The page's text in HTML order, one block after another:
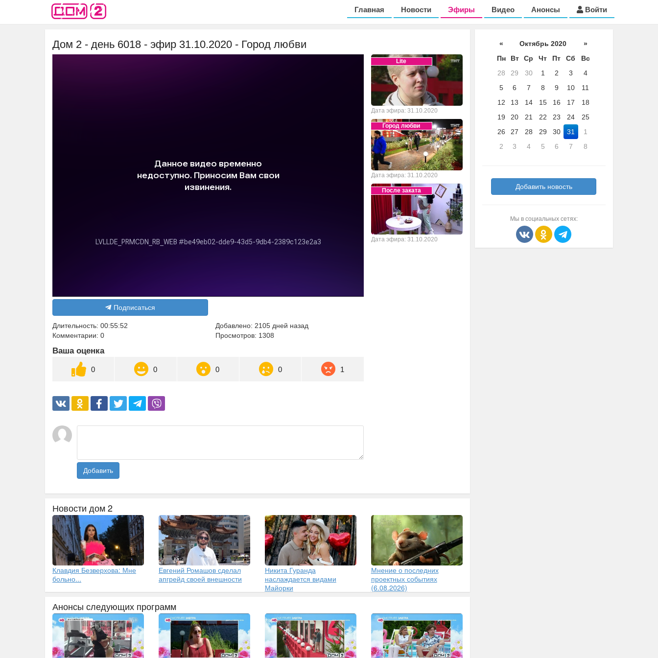
Главная Новости Эфиры Видео Анонсы Войти
Дом 2 - день 6018 - эфир 31.10.2020 - Город любви
Подписаться
Длительность: 00:55:52
Комментарии: 0
Добавлено: 2105 дней назад
Просмотров: 1308
Ваша оценка
0 0 0 0 1
Добавить
Lite
Дата эфира: 31.10.2020
Город любви
Дата эфира: 31.10.2020
После заката
Дата эфира: 31.10.2020
Новости дом 2
Клавдия Безверхова: Мне
больно...
Евгений Ромашов сделал
апгрейд своей внешности
Никита Гуранда
наслаждается видами
Майорки
Мнение о последних
проектных событиях
(6.08.2026)
Анонсы следующих программ
« Октябрь 2020
»
Пн
Вт Ср Чт Пт Сб
Вс
28
29 30 1 2 3
4
5
6 7 8 9 10
11
12
13 14 15 16 17
18
19
20 21 22 23 24
25
26
27 28 29 30 31
1
2
3 4 5 6 7 8
Добавить новость
Мы в социальных сетях: